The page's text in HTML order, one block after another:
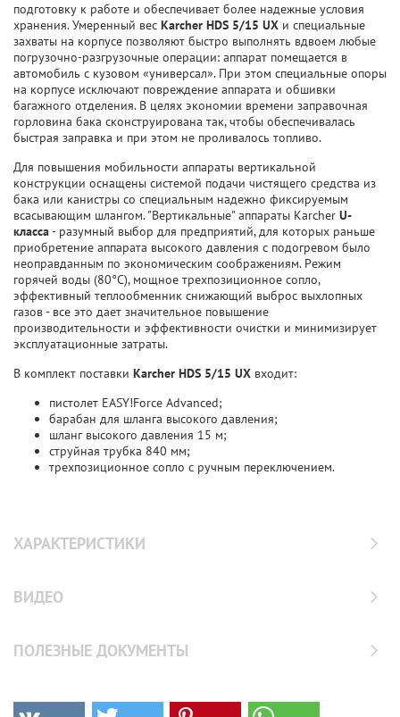
подготовку к работе и обеспечивает более надежные условия
хранения. Умеренный вес Karcher HDS 5/15 UX и специальные
захваты на корпусе позволяют быстро выполнять вдвоем любые
погрузочно-разгрузочные операции: аппарат помещается в
автомобиль с кузовом «универсал». При этом специальные опоры
на корпусе исключают повреждение аппарата и обшивки
багажного отделения. В целях экономии времени заправочная
горловина бака сконструирована так, чтобы обеспечивалась
быстрая заправка и при этом не проливалось топливо.
Для повышения мобильности аппараты вертикальной
конструкции оснащены системой подачи чистящего средства из
бака или канистры со специальным надежно фиксируемым
всасывающим шлангом. "Вертикальные" аппараты Karcher U-
класса- разумный выбор для предприятий, для которых раньше
приобретение аппарата высокого давления с подогревом было
неоправданным по экономическим соображениям. Режим
горячей воды (80°C), мощное трехпозиционное сопло,
эффективный теплообменник снижающий выброс выхлопных
газов - все это дает значительное повышение
производительности и эффективности очистки и минимизирует
эксплуатационные затраты.
В комплект поставки Karcher HDS 5/15 UX входит:
пистолет EASY!Force Advanced;
барабан для шланга высокого давления;
шланг высокого давления 15 м;
струйная трубка 840 мм;
трехпозиционное сопло с ручным переключением.
ХАРАКТЕРИСТИКИ
ВИДЕО
ПОЛЕЗНЫЕ ДОКУМЕНТЫ